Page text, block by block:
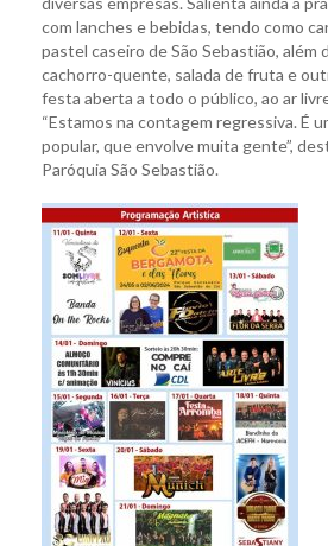
com lanches e bebidas, tendo como
pastel caseiro de São Sebastião, além
cachorro-quente, salada de fruta e
festa aberta a todo o público, ao ar
“Estamos na contagem regressiva. É
popular, que envolve muita gente”,
Paróquia São Sebastião.